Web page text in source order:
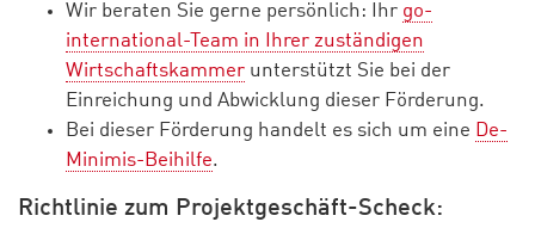
Wir beraten Sie gerne persönlich: Ihr go-
international-Team in Ihrer zuständigen
Wirtschaftskammer unterstützt Sie bei der
Einreichung und Abwicklung dieser Förderung.
Bei dieser Förderung handelt es sich um eine De-
Minimis-Beihilfe.
Richtlinie zum Projektgeschäft-Scheck: